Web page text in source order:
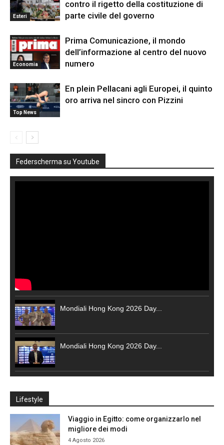
Esteri
contro il rigetto della costituzione di
parte civile del governo
Economia
Prima Comunicazione, il mondo
dell’informazione al centro del nuovo
numero
Top News
En plein Pellacani agli Europei, il quinto
oro arriva nel sincro con Pizzini
Federscherma su Youtube
Mondiali Hong Kong 2026 Day...
Mondiali Hong Kong 2026 Day...
Lifestyle
Viaggio in Egitto: come organizzarlo nel
migliore dei modi
4 Agosto 2026